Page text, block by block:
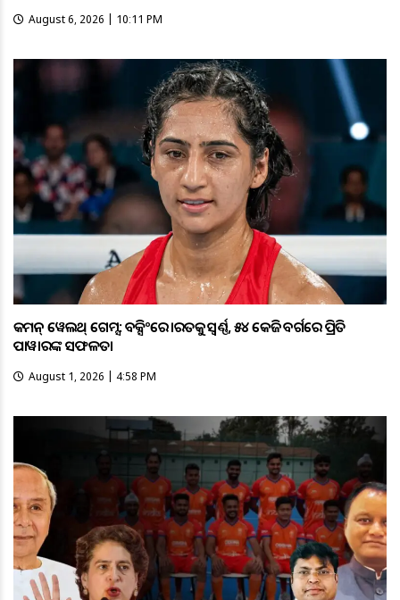
August 6, 2026 | 10:11 PM
କମନ୍ ୱେଲଥ୍ ଗେମ୍ସ: ବକ୍ସିଂରେ ଭାରତକୁ ସ୍ବର୍ଣ୍ଣ, ୫୪ କେଜି ବର୍ଗରେ ପ୍ରିତି
ପାୱାରଙ୍କ ସଫଳତା
August 1, 2026 | 4:58 PM